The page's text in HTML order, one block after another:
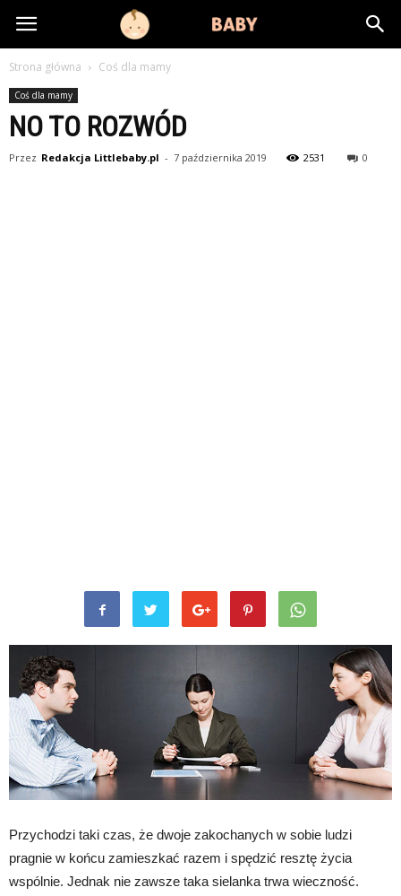
littlebaby.pl
Strona główna Coś dla mamy
Coś dla mamy
NO TO ROZWÓD
Przez Redakcja Littlebaby.pl - 7 października 2019 2531 0
Przychodzi taki czas, że dwoje zakochanych w sobie ludzi
pragnie w końcu zamieszkać razem i spędzić resztę życia
wspólnie. Jednak nie zawsze taka sielanka trwa wieczność.